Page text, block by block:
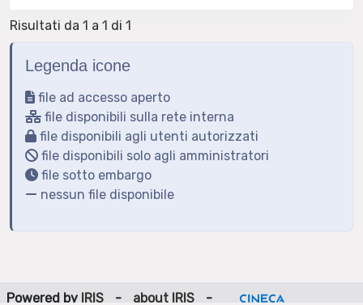
Risultati da 1 a 1 di 1
Legenda icone
file ad accesso aperto
file disponibili sulla rete interna
file disponibili agli utenti autorizzati
file disponibili solo agli amministratori
file sotto embargo
nessun file disponibile
Powered by IRIS - about IRIS -